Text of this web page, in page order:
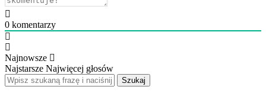
0 komentarzy
Najnowsze
Najstarsze Najwięcej głosów